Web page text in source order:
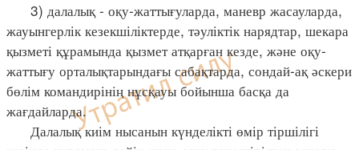
3) далалық - оқу-жаттығуларда, маневр жасауларда,
жауынгерлік кезекшіліктерде, тәуліктік нарядтар, шекара
қызметі құрамында қызмет атқарған кезде, және оқу-
жаттығу орталықтарындағы сабақтарда, сондай-ақ әскери
бөлім командирінің нұсқауы бойынша басқа да
жағдайларда.
Далалық киім нысанын күнделікті өмір тіршілігі